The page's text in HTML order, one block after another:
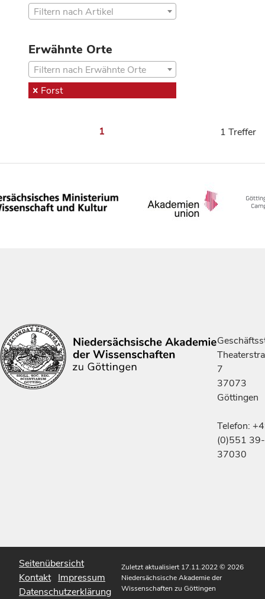
Filtern nach Artikel
Erwähnte Orte
Filtern nach Erwähnte Orte
Forst
1 1 Treffer
7
37073
Göttingen
Telefon:
(0)551 39-
37030
Seitenübersicht
Kontakt Impressum
Datenschutzerklärung
Zuletzt aktualisiert 17.11.2022© 2026
Niedersächsische Akademie der
Wissenschaften zu Göttingen